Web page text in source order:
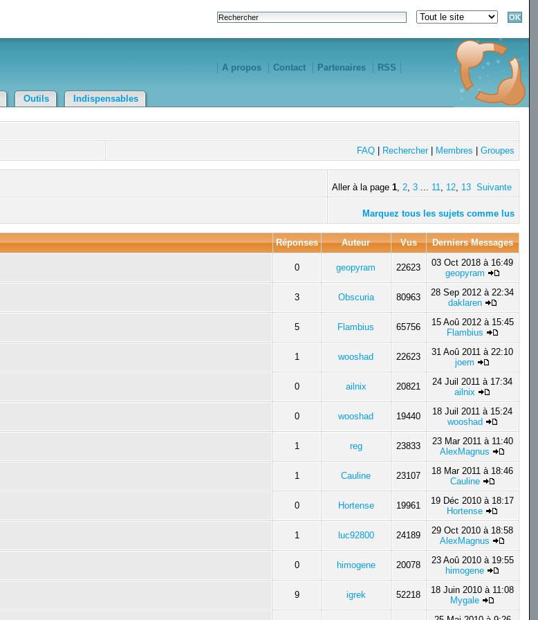
A propos Contact Partenaires RSS
Outils Indispensables
FAQ| Rechercher| Membres Groupes
Aller à la page 1, 2, 3... 11, 12, 13 Suivante
Marquez tous les sujets comme lus
Réponses Auteur Vus Derniers Messages
0 geopyram 22623
03 Oct 2018 à 16:49
geopyram
3 Obscuria 80963
28 Sep 2012 à 22:34
daklaren
5 Flambius 65756
15 Aoû 2012 à 15:45
Flambius
1 wooshad 22623
31 Aoû 2011 à 22:10
joem
0 ailnix 20821
24 Juil 2011 à 17:34
ailnix
0 wooshad 19440
18 Juil 2011 à 15:24
wooshad
1 reg 23833
23 Mar 2011 à 11:40
AlexMagnus
1 Cauline 23107
18 Mar 2011 à 18:46
Cauline
0 Hortense 19961
19 Déc 2010 à 18:17
Hortense
1 luc92800 24189
29 Oct 2010 à 18:58
AlexMagnus
0 himogene 20078
23 Aoû 2010 à 19:55
himogene
9 igrek 52218
18 Juin 2010 à 11:08
Mygale